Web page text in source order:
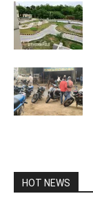
HOT NEWS